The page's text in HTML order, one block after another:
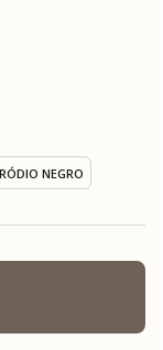
RÓDIO NEGRO